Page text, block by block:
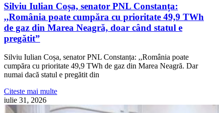
Silviu Iulian Coșa, senator PNL Constanța:
,,România poate cumpăra cu prioritate 49,9 TWh
de gaz din Marea Neagră, doar când statul e
pregătit”
Silviu Iulian Coșa, senator PNL Constanța: ,,România poate
cumpăra cu prioritate 49,9 TWh de gaz din Marea Neagră. Dar
numai dacă statul e pregătit din
Citeste mai multe
iulie 31, 2026